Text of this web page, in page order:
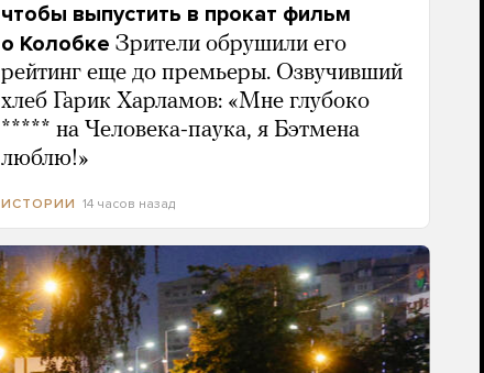
чтобы выпустить в прокат фильм
о Колобке Зрители обрушили его
рейтинг еще до премьеры. Озвучивший
хлеб Гарик Харламов: «Мне глубоко
***** на Человека-паука, я Бэтмена
люблю!»
ИСТОРИИ 14 часов назад